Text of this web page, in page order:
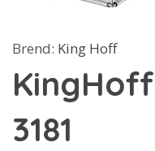
Brend: King Hoff
3181